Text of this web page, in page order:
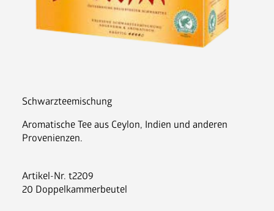
Nespresso Pads
Aufheller, Zucker & Co
Jura
Schwarzteemischung
Aromatische Tee aus Ceylon, Indien und anderen
Provenienzen.
Artikel-Nr. t2209
20 Doppelkammerbeutel